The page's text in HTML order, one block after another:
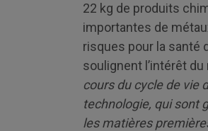
22 kg de produits
importantes de
risques pour la santé
soulignent l’intérêt du
cours du cycle de vie
technologie, qui sont
les matières